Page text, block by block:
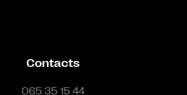
Contacts
065 35 15 44